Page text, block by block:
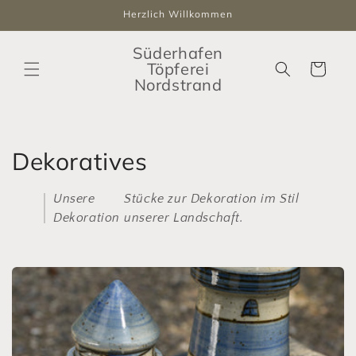
Inhalt
Herzlich Willkommen
Süderhafen
Töpferei
Nordstrand
Warenkorb
K
g
o
r
Dekoratives
Unsere
Dekoration
Stücke zur Dekoration im Stil
unserer Landschaft.